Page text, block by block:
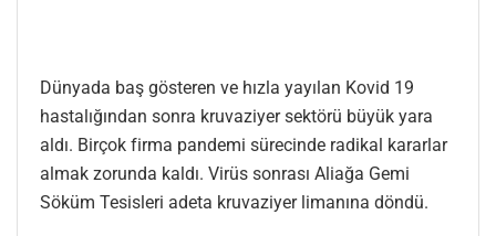
Dünyada baş gösteren ve hızla yayılan Kovid 19
hastalığından sonra kruvaziyer sektörü büyük yara
aldı. Birçok firma pandemi sürecinde radikal kararlar
almak zorunda kaldı. Virüs sonrası Aliağa Gemi
Söküm Tesisleri adeta kruvaziyer limanına döndü.